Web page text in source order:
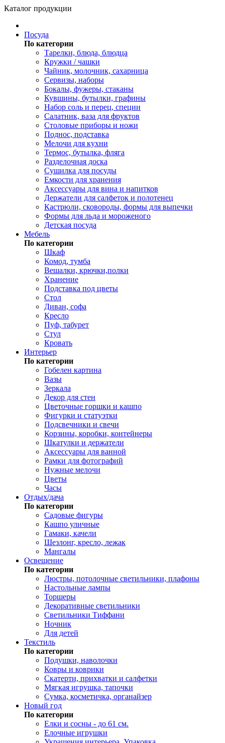
Каталог продукции
Посуда
По категории
Тарелки, блюда, блюдца
Кружки / чашки
Чайник, молочник, сахарница
Сервизы, наборы
Бокалы, фужеры, стаканы
Кувшины, бутылки, графины
Набор соль и перец, специи
Салатник, ваза для фруктов
Столовые приборы и ножи
Поднос, подставка
Мелочи для кухни
Термос, бутылка, фляга
Разделочная доска
Сушилка для посуды
Емкости для хранения
Аксессуары для вина и напитков
Держатели для салфеток и полотенец
Кастрюли, сковороды, формы для выпечки
Формы для льда и мороженого
Детская посуда
Мебель
По категории
Шкаф
Комод, тумба
Вешалки, крючки,полки
Хранение
Подставка под цветы
Стол
Диван, софа
Кресло
Пуф, табурет
Стул
Кровать
Интерьер
По категории
Гобелен картина
Вазы
Зеркала
Декор для стен
Цветочные горшки и кашпо
Фигурки и статуэтки
Подсвечники и свечи
Корзины, коробки, контейнеры
Шкатулки и держатели
Аксессуары для ванной
Рамки для фотографий
Нужные мелочи
Цветы
Часы
Отдых/дача
По категории
Садовые фигуры
Кашпо уличные
Гамаки, качели
Шезлонг, кресло, лежак
Мангалы
Освещение
По категории
Люстры, потолочные светильники, плафоны
Настольные лампы
Торшеры
Декоративные светильники
Светильники Тиффани
Ночник
Для детей
Текстиль
По категории
Подушки, наволочки
Ковры и коврики
Скатерти, прихватки и салфетки
Мягкая игрушка, тапочки
Сумка, косметичка, органайзер
Новый год
По категории
Елки и сосны - до 61 см.
Елочные игрушки